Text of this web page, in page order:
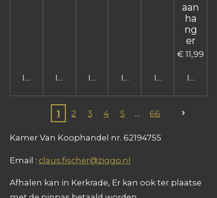
In winkelwagenIn winkelwagenIn winkelwagenIn winkelwagen
In
aan
ha
ng
er
€ 11,99
In
1 2 3 4 5 66
Kamer Van Koophandel nr. 62194755
Email : claus.fischer@ziggo.nl
Afhalen kan in Kerkrade, Er kan ook ter plaatse